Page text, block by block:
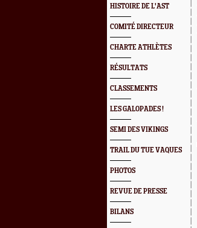
HISTOIRE DE L'AST
COMITÉ DIRECTEUR
CHARTE ATHLÈTES
RÉSULTATS
CLASSEMENTS
LES GALOPADES !
SEMI DES VIKINGS
TRAIL DU TUE VAQUES
PHOTOS
REVUE DE PRESSE
BILANS